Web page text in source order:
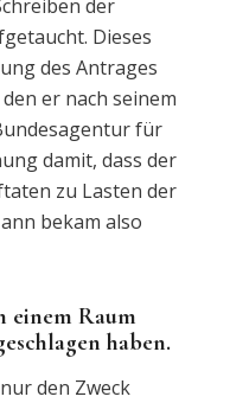
der
Dieses
des Antrages
er nach seinem
für
damit, dass der
zu Lasten der
bekam also
einem Raum
haben.
den Zweck